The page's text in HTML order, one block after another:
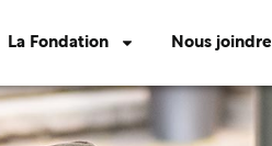
La Fondation Nous joindre